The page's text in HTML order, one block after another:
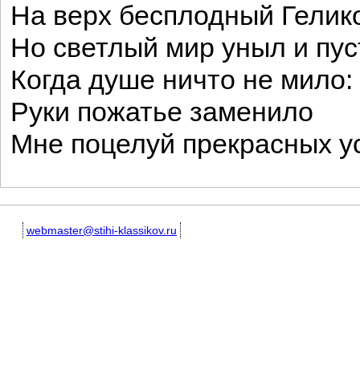
На верх бесплодный
Но светлый мир уныл и
Когда душе ничто не мило:
Руки пожатье заменило
Мне поцелуй прекрасных
webmaster@stihi-klassikov.ru